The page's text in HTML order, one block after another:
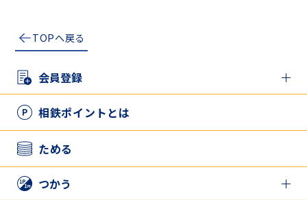
TOPへ戻る
会員登録
新規登録の方
アプリとカードを併用したい方
相鉄ポイントとは
ためる
つかう